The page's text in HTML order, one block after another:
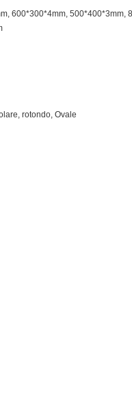
600*300*4mm,
rotondo, Ovale